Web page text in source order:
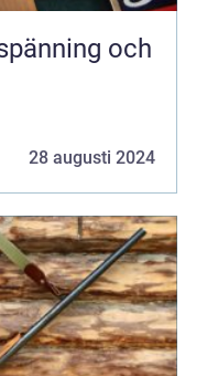
och
28 augusti 2024